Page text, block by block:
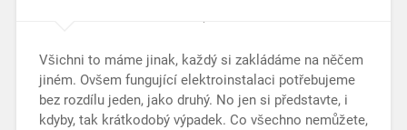
Všichni to máme jinak, každý si zakládáme na něčem
jiném. Ovšem fungující elektroinstalaci potřebujeme
bez rozdílu jeden, jako druhý. No jen si představte, i
kdyby, tak krátkodobý výpadek. Co všechno nemůžete,